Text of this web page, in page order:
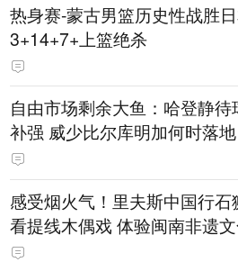
热身赛-蒙古男篮历史性战胜
3+14+7+上篮绝杀
自由市场剩余大鱼：哈登静待
补强 威少比尔库明加何时落地
感受烟火气！里夫斯中国行石
看提线木偶戏 体验闽南非遗